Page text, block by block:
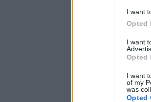
I want
Opted
I want
Opted
I want
of my
was
Opted